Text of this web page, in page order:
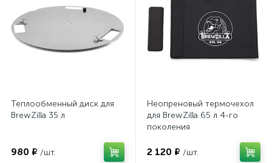
Теплообменный диск для
BrewZilla 35 л
980 ₽ /шт.
Неопреновый термочехол
для BrewZilla 65 л 4-го
поколения
2 120 ₽ /шт.